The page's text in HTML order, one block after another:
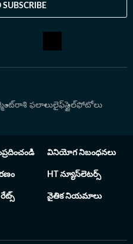
SUBSCRIBE
రాశి ఫలాలులైఫ్‌స్టైల్ఫోటోలు
వినియోగ నిబంధనలు
HT న్యూస్‌లెటర్స్
నైతిక నియమాలు